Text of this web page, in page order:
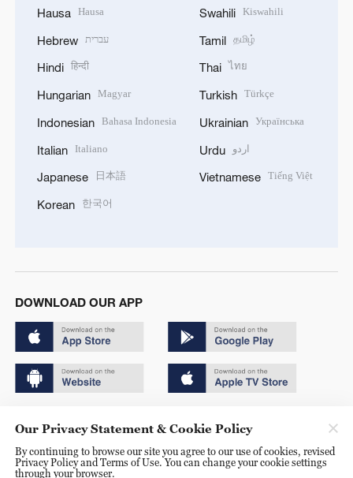
Hausa Hausa
Hebrew עברית
Hindi हिन्दी
Hungarian Magyar
Indonesian Bahasa Indonesia
Italian Italiano
Japanese 日本語
Korean 한국어
Swahili Kiswahili
Tamil தமிழ்
Thai ไทย
Turkish Türkçe
Ukrainian Українська
Urdu اردو
Vietnamese Tiếng Việt
DOWNLOAD OUR APP
京ICP备20000184号
京公网安备 11010502050052号
Our Privacy Statement & Cookie Policy
By continuing to browse our site you agree to our use of cookies, revised
Privacy Policy and Terms of Use. You can change your cookie settings
through your browser.